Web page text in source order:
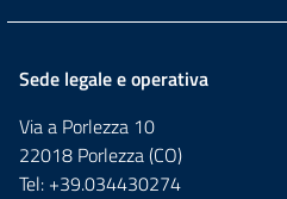
Sede legale e operativa
Via a Porlezza 10
22018 Porlezza (CO)
Tel: +39.034430274